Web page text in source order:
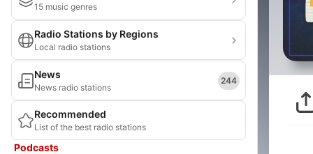
15 music genres
Radio Stations by Regions
Local radio stations
News
News radio stations
244
Recommended
List of the best radio stations
Podcasts